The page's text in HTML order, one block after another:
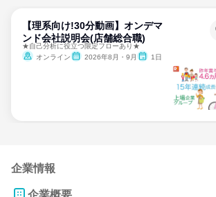
【理系向け!30分動画】オンデマ
ンド会社説明会(店舗総合職)
★自己分析に役立つ限定フローあり★
オンライン
2026年8月・9月 1日
企業情報
企業概要